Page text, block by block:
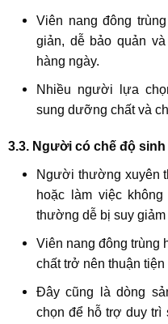
Viên nang đông
giản, dễ bảo quản
hàng ngày.
Nhiều người lựa
sung dưỡng chất và
3.3. Người có chế độ
Người thường xuyên
hoặc làm việc
thường dễ bị suy giảm
Viên nang đông trùng
chất trở nên thuận
Đây cũng là dòng
chọn để hỗ trợ duy trì